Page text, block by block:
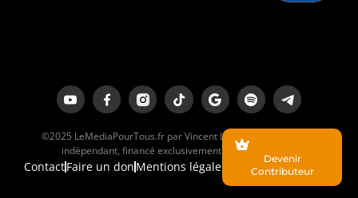
©2025 LeMediaPourTous.fr par Vincent Lapierre est un média
indépendant, financé exclusivement par ses lecteurs.
ContactFaire un don Mentions légales
Devenir
Contributeur